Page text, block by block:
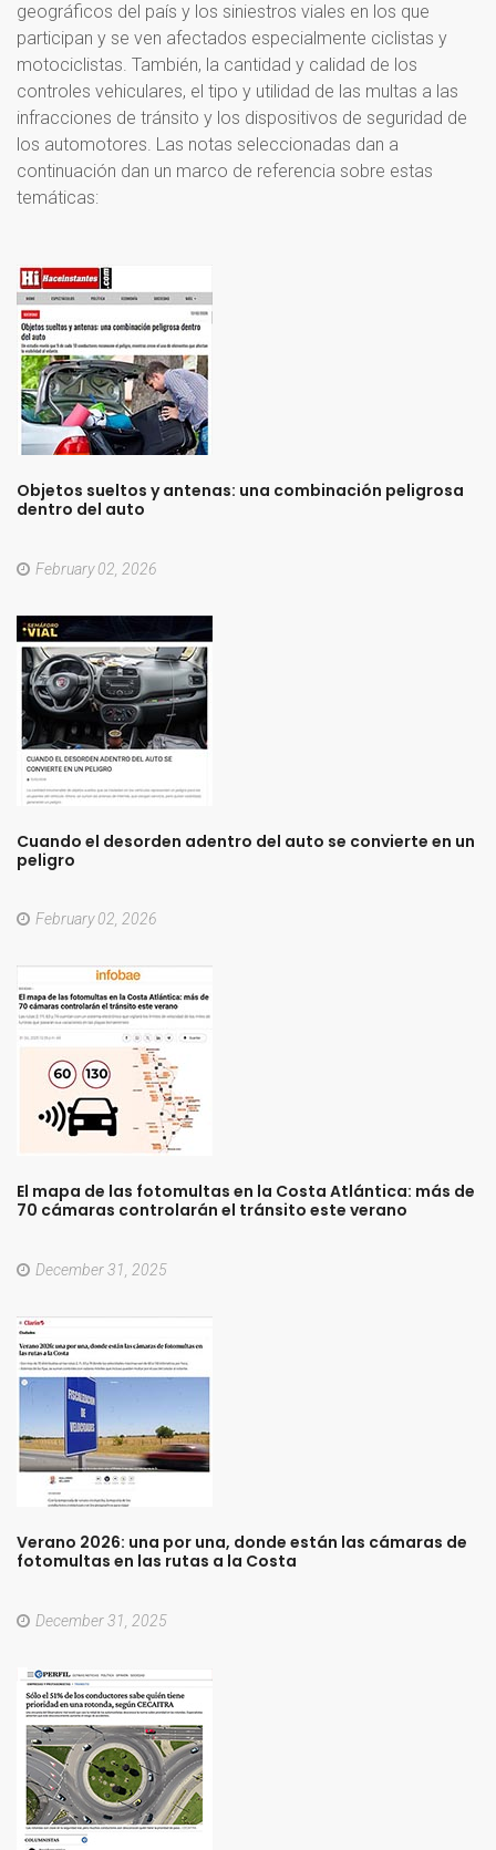
geográficos del país y los siniestros viales en los que
participan y se ven afectados especialmente ciclistas y
motociclistas. También, la cantidad y calidad de los
controles vehiculares, el tipo y utilidad de las multas a las
infracciones de tránsito y los dispositivos de seguridad de
los automotores. Las notas seleccionadas dan a
continuación dan un marco de referencia sobre estas
temáticas:
Objetos sueltos y antenas: una combinación peligrosa
dentro del auto
February 02, 2026
Cuando el desorden adentro del auto se convierte en un
peligro
February 02, 2026
El mapa de las fotomultas en la Costa Atlántica: más de
70 cámaras controlarán el tránsito este verano
December 31, 2025
Verano 2026: una por una, donde están las cámaras de
fotomultas en las rutas a la Costa
December 31, 2025